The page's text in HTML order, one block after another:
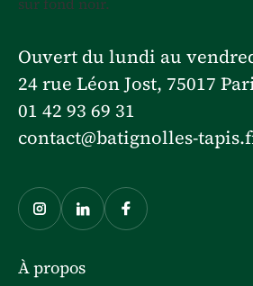
Ouvert du lundi au
24 rue Léon Jost, 75017
01 42 93 69 31
contact@batignolles-
À propos